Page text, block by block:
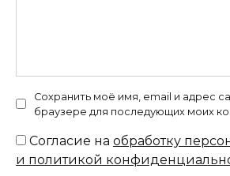
Сохранить моё имя, email и адрес
браузере для последующих моих
Согласие на обработку
и политикой